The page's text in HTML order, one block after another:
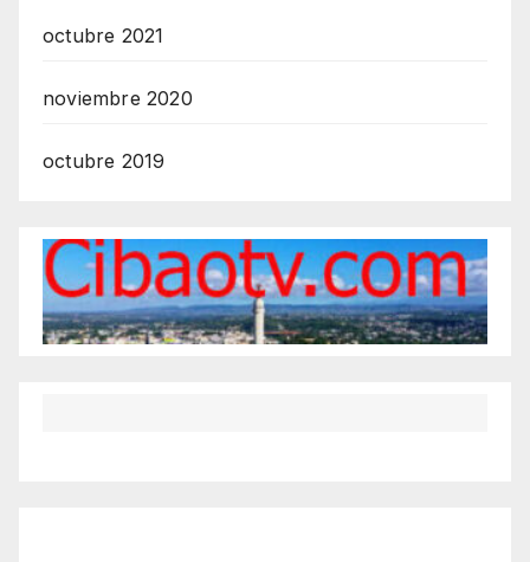
octubre 2021
noviembre 2020
octubre 2019